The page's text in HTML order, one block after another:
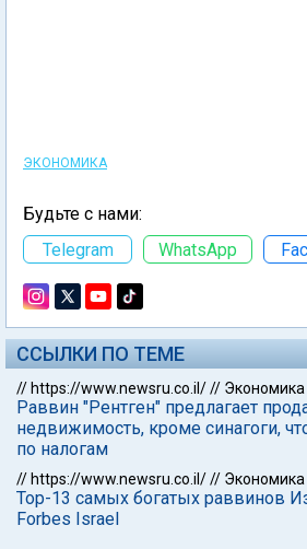
ЭКОНОМИКА
Будьте с нами:
Telegram
WhatsApp
ССЫЛКИ ПО ТЕМЕ
// https://www.newsru.co.il/// Экономика
Раввин "Рентген" предлагает
недвижимость, кроме синагоги,
по налогам
// https://www.newsru.co.il/// Экономика
Top-13 самых богатых раввинов
Forbes Israel